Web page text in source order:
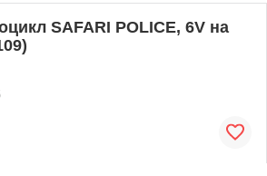
SAFARI POLICE, 6V на